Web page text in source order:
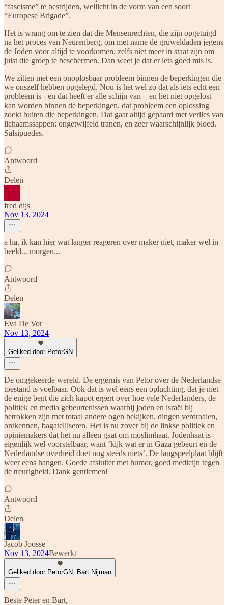
“fascisme” te bestrijden, wellicht in de vorm van een soort
“Europese Brigade”.
Het is wrang om te zien dat die Mensenrechten, die zijn opgetuigd
na het proces van Neurenberg, om met name de gruweldaden jegens
de Joden voor altijd te voorkomen, zelfs niet meer in staat zijn om
juist die groep te beschermen. Dan weet je dat er iets goed mis is.
We zitten met een onoplosbaar probleem binnen de beperkingen die
we onszelf hebben opgelegd. Nou is het wel zo dat als iets echt een
probleem is - en dat heeft er alle schijn van – en het niet opgelost
kan worden binnen de beperkingen, dat probleem een oplossing
zoekt buiten die beperkingen. Dat gaat altijd gepaard met verlies van
lichaamssappen: ongetwijfeld tranen, en zeer waarschijnlijk bloed.
Salsipuedes.
Antwoord
Delen
fred dijs
Nov 13, 2024
a ha, ik kan hier wat langer reageren over maker niet, maker wel in
beeld... morgen...
Antwoord
Delen
Eva De Vor
Nov 13, 2024
Geliked door PetorGN
De omgekeerde wereld. De ergernis van Petor over de Nederlandse
toestand is voelbaar. Ook dat is wel eens een opluchting, dat je niet
de enige bent die zich kapot ergert over hoe vele Nederlanders, de
politiek en media gebeurtenissen waarbij joden en israël bij
betrokken zijn met totaal andere ogen bekijken, dingen verdraaien,
ontkennen, bagatelliseren. Het is nu zover bij de linkse politiek en
opiniemakers dat het nu alleen gaat om moslimhaat. Jodenhaat is
eigenlijk wel voorstelbaar, want ‘kijk wat er in Gaza gebeurt en de
Nederlandse overheid doet nog steeds niets’. De langspeelplaat blijft
weer eens hangen. Goede afsluiter met humor, goed medicijn tegen
de treurigheid. Dank gentlemen!
Antwoord
Delen
Jacob Joosse
Nov 13, 2024Bewerkt
Geliked door PetorGN, Bart Nijman
Beste Peter en Bart,